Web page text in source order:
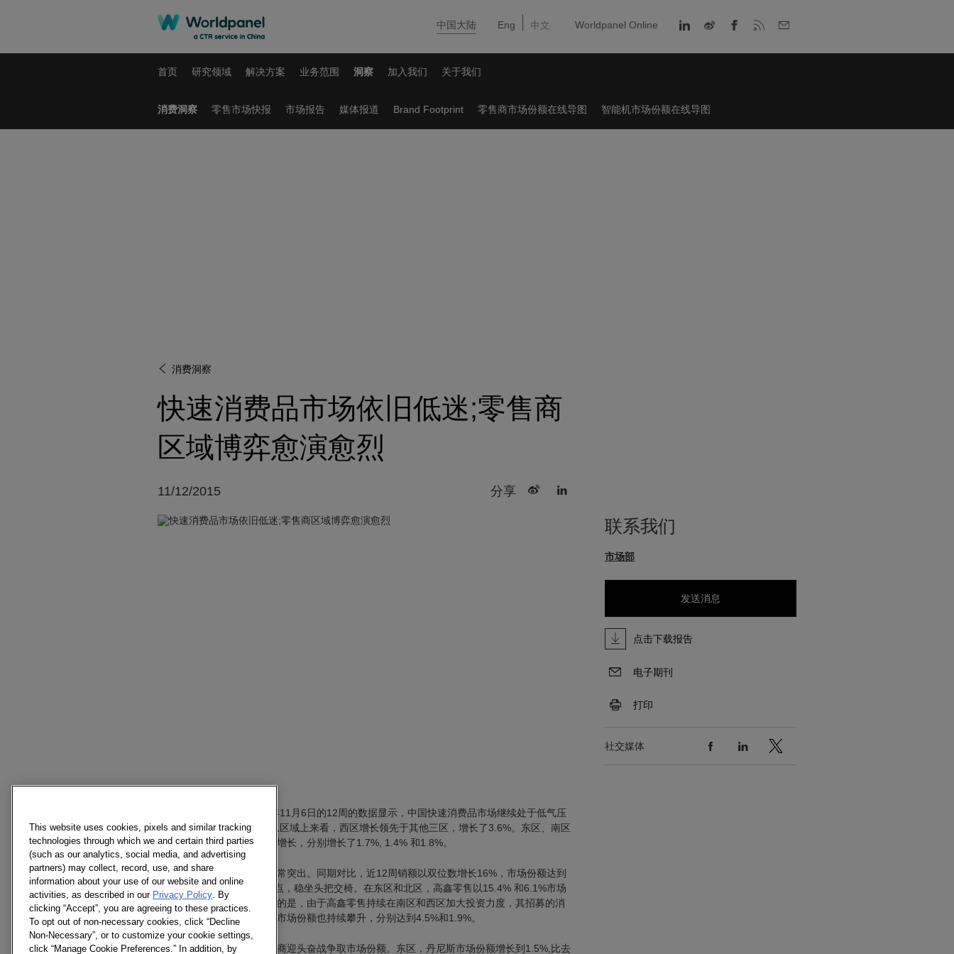
中国大陆 Eng Worldpanel Online
首页 研究领域 解决方案 业务范围 洞察 加入我们 关于我们
消费洞察 零售市场快报 市场报告 媒体报道 Brand Footprint 零售商市场份额在线导图 智能机市场份额在线导图
消费洞察
快速消费品市场依旧低迷;零售商
区域博弈愈演愈烈
11/12/2015 分享
凯度消费者指数截至2015年11月6日的12周的数据显示，中国快速消费品市场继续处于低气压
状态，销额仅增长2.0%。从区域上来看，西区增长领先于其他三区，增长了3.6%。东区、南区
和北区的增长低于市场总体增长，分别增长了1.7%, 1.4% 和1.8%。
高鑫零售集团近几月表现非常突出。同期对比，近12周销额以双位数增长16%，市场份额达到
7.6%，环比增长0.9个百分点，稳坐头把交椅。在东区和北区，高鑫零售以15.4% 和6.1%市场
份额，继续领跑。值得侧目的是，由于高鑫零售持续在南区和西区加大投资力度，其招募的消
费者明显提升，在该两区的市场份额也持续攀升，分别达到4.5%和1.9%。
在低气压环境下，区域零售商迎头奋战争取市场份额。东区，丹尼斯市场份额增长到1.5%,比去
联系我们
市场部
发送消息
点击下载报告
电子期刊
打印
社交媒体
This website uses cookies, pixels and similar tracking
technologies through which we and certain third parties
(such as our analytics, social media, and advertising
partners) may collect, record, use, and share
information about your use of our website and online
activities, as described in our Privacy Policy. By
clicking “Accept”, you are agreeing to these practices.
To opt out of non-necessary cookies, click “Decline
Non-Necessary”, or to customize your cookie settings,
click “Manage Cookie Preferences.” In addition, by